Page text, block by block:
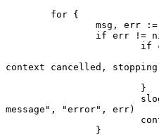
	for
{
		msg, err
:=
		if
err !=
			if
context cancelled,
			}
message" , "error" , err)
		}